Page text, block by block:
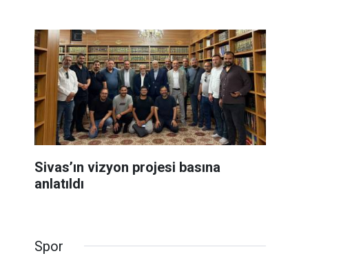
Sivas’ın vizyon projesi basına
anlatıldı
Spor